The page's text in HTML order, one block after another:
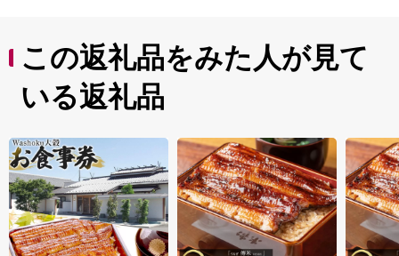
この返礼品をみた人が見て
いる返礼品